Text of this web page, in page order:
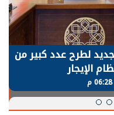
لطرح عدد كبير من
الإيجار